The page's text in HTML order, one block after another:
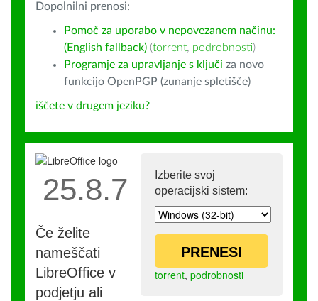
Dopolnilni prenosi:
Pomoč za uporabo v nepovezanem načinu:
(English fallback) (torrent, podrobnosti)
Programje za upravljanje s ključi za novo
funkcijo OpenPGP (zunanje spletišče)
iščete v drugem jeziku?
Izberite svoj
operacijski sistem:
PRENESI
torrent, podrobnosti
25.8.7
Če želite
nameščati
LibreOffice v
podjetju ali